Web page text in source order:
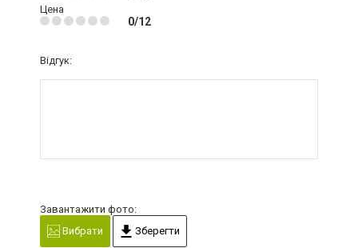
Цена
0/12
Відгук:
Завантажити фото:
Вибрати
Зберегти